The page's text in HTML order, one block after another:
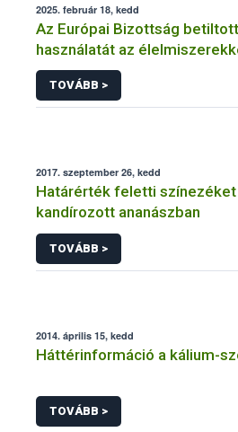
2025. február 18, kedd
Az Európai Bizottság
használatát az
anyagokban
TOVÁBB >
2017. szeptember 26, kedd
Határérték feletti
kandírozott ananászban
TOVÁBB >
2014. április 15, kedd
Háttérinformáció a kálium-
TOVÁBB >